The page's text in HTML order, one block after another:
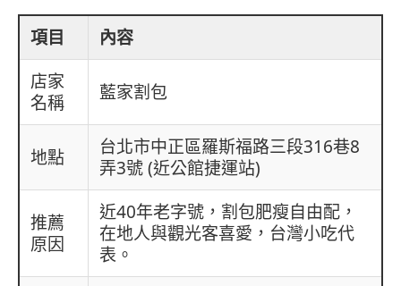
項目
內容
店家
名稱
藍家割包
地點
台北市中正區羅斯福路三段316巷8
弄3號 (近公館捷運站)
推薦
原因
近40年老字號，割包肥瘦自由配，
在地人與觀光客喜愛，台灣小吃代
表。